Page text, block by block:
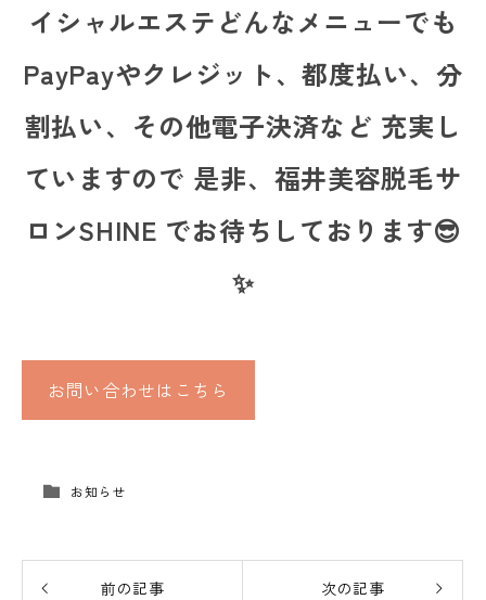
イシャルエステどんなメニューでも
PayPayやクレジット、都度払い、分
割払い、その他電子決済など 充実し
ていますので 是非、福井美容脱毛サ
ロンSHINE でお待ちしております😎
✨
お問い合わせはこちら
お知らせ
前の記事 次の記事